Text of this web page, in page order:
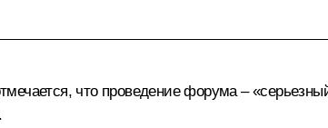
что проведение форума –